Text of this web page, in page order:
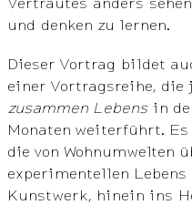
Vertrautes anders
und denken zu lernen.
Dieser Vortrag bildet
einer Vortragsreihe, die
zusammen Lebensin
Monaten weiterführt.
die von Wohnumwelten
experimentellen
Kunstwerk, hinein ins